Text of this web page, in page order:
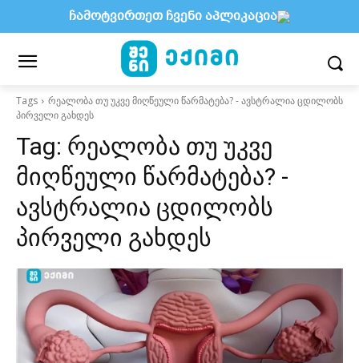
Tags
რეალობა თუ უკვე მიღწეული წარმატება? - ავსტრალია ცდილობს
პირველი გახდეს
Tag: რეალობა თუ უკვე
მიღწეული წარმატება? -
ავსტრალია ცდილობს
პირველი გახდეს
ჩამოტვირთეთ ჩვენი აპლიკაცია